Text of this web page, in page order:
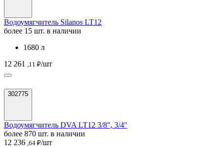
Водоумягчитель Silanos LT12
более 15 шт. в наличии
1680 л
12 261
,11 ₽/шт
302775
Водоумягчитель DVA LT12 3/8", 3/4"
более 870 шт. в наличии
12 236 ,64 ₽/шт